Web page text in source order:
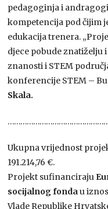
pedagoginja i
kompetencija pod čijim
edukacija trenera.
djece pobude znatiželju
znanosti i STEM
konferencije STEM –
Skala.
Ukupna vrijednost
191.214,76 €.
Projekt sufinanciraju
socijalnog fondau
Vlade Republike